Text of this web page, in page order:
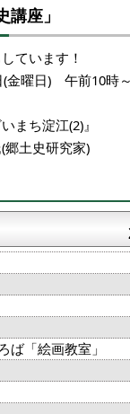
座」
ています！
金曜日) 午前10時
まち淀江(2)』
土史研究家)
ば「絵画教室」